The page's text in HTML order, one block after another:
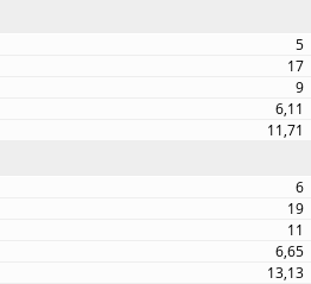
5
17
9
6,11
11,71
6
19
11
6,65
13,13